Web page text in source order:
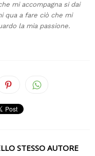
mi accompagna si dai
qua a fare ciò che mi
la mia passione.
STESSO AUTORE